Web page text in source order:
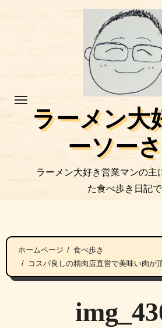
ラーメン大
ーソー
ラーメン大好き営業マンの主
た食べ歩き日記
ホームページ
食べ歩き
コスパ良しの精肉店直営で美味い肉が